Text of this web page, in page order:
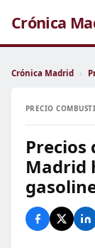
Crónica
Crónica Madrid ›
PRECIO
Precios
Madrid